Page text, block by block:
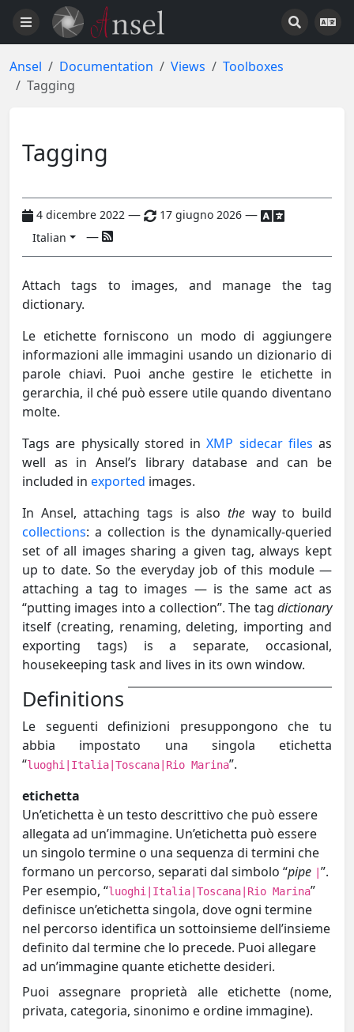
Ansel Documentation Views
Toolboxes
Tagging
Tagging
4 dicembre 2022 — 17 giugno 2026 —
Italian —
Attach tags to images, and manage the tag
dictionary.
Le etichette forniscono un modo di aggiungere
informazioni alle immagini usando un dizionario di
parole chiavi. Puoi anche gestire le etichette in
gerarchia, il ché può essere utile quando diventano
molte.
Tags are physically stored inXMP sidecar files as
well as in Ansel’s library database and can be
included in exported images.
In Ansel, attaching tags is also the way to build
collections: a collection is the dynamically-queried
set of all images sharing a given tag, always kept
up to date. So the everyday job of this module —
attaching a tag to images — is the same act as
“putting images into a collection”. The tag dictionary
itself (creating, renaming, deleting, importing and
exporting tags) is a separate, occasional,
housekeeping task and lives in its own window.
Definitions
Le seguenti definizioni presuppongono che tu
abbia impostato una singola etichetta
“luoghi|Italia|Toscana|Rio Marina”.
etichetta
Un’etichetta è un testo descrittivo che può essere
allegata ad un’immagine. Un’etichetta può essere
un singolo termine o una sequenza di termini che
formano un percorso, separati dal simbolo “pipe ”.
Per esempio, “luoghi|Italia|Toscana|Rio Marina”
definisce un’etichetta singola, dove ogni termine
nel percorso identifica un sottoinsieme dell’insieme
definito dal termine che lo precede. Puoi allegare
ad un’immagine quante etichette desideri.
Puoi assegnare proprietà alle etichette (nome,
privata, categoria, sinonimo e ordine immagine).